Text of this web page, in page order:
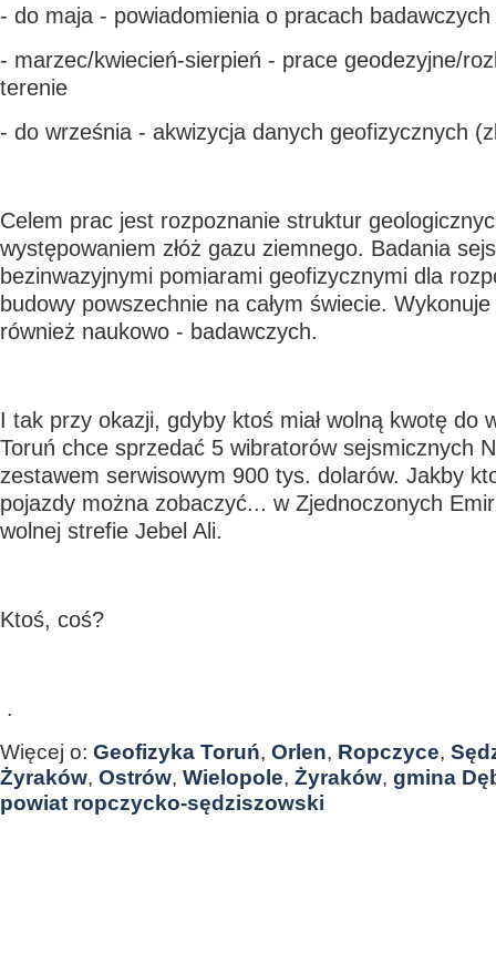
- do maja - powiadomienia o pracach badawczych
- marzec/kwiecień-sierpień - prace geodezyjne/
terenie
- do września - akwizycja danych geofizycznych
Celem prac jest rozpoznanie struktur
występowaniem złóż gazu ziemnego. Badania
bezinwazyjnymi pomiarami geofizycznymi dla
budowy powszechnie na całym świecie.
również naukowo - badawczych.
I tak przy okazji, gdyby ktoś miał wolną kwotę do
Toruń chce sprzedać 5 wibratorów sejsmicznych
zestawem serwisowym 900 tys. dolarów. Jakby
pojazdy można zobaczyć... w Zjednoczonych
wolnej strefie Jebel Ali.
Ktoś, coś?
.
Więcej o: Geofizyka Toruń, Orlen, Ropczyce,
Żyraków, Ostrów, Wielopole, Żyraków, gmina
powiat ropczycko-sędziszowski